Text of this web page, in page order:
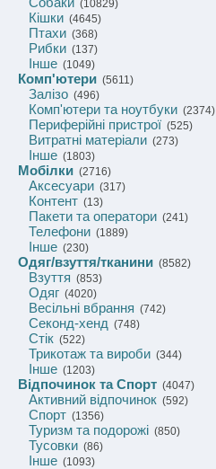
(10829)
Кішки (4645)
Птахи (368)
Рибки (137)
Інше (1049)
Комп'ютери (5611)
Залізо (496)
Комп'ютери та ноутбуки (2374)
Периферійні пристрої (525)
Витратні матеріали (273)
Інше (1803)
Мобілки (2716)
Аксесуари (317)
Контент (13)
Пакети та оператори (241)
Телефони (1889)
Інше (230)
Одяг/взуття/тканини (8582)
Взуття (853)
Одяг (4020)
Весільні вбрання (742)
Секонд-хенд (748)
Стік (522)
Трикотаж та вироби (344)
Інше (1203)
Відпочинок та Спорт (4047)
Активний відпочинок (592)
Спорт (1356)
Туризм та подорожі (850)
Тусовки (86)
Інше (1093)